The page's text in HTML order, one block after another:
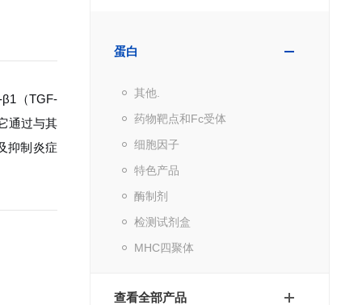
蛋白
其他.
药物靶点和Fc受体
细胞因子
特色产品
酶制剂
检测试剂盒
MHC四聚体
查看全部产品
（TGF-
通过与其
抑制炎症